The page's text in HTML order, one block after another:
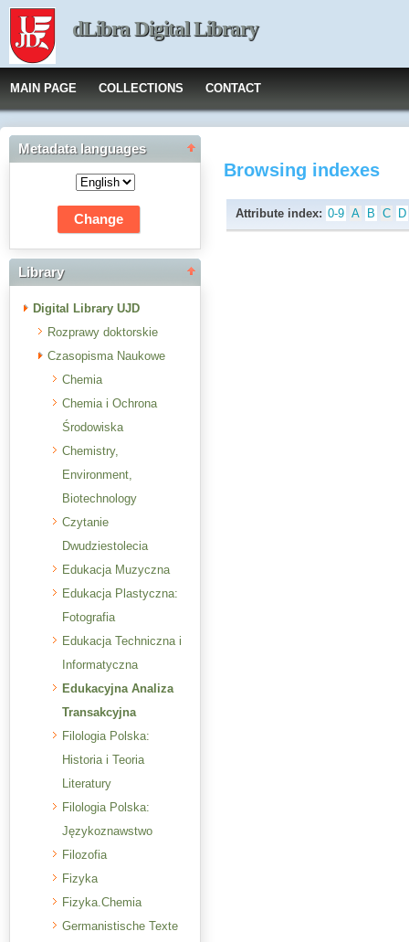
dLibra Digital Library
MAIN PAGE COLLECTIONS CONTACT
Metadata languages
Library
Digital Library UJD
Rozprawy doktorskie
Czasopisma Naukowe
Chemia
Chemia i Ochrona
Środowiska
Chemistry,
Environment,
Biotechnology
Czytanie
Dwudziestolecia
Edukacja Muzyczna
Edukacja Plastyczna:
Fotografia
Edukacja Techniczna i
Informatyczna
Edukacyjna Analiza
Transakcyjna
Filologia Polska:
Historia i Teoria
Literatury
Filologia Polska:
Językoznawstwo
Filozofia
Fizyka
Fizyka.Chemia
Germanistische Texte
Browsing indexes
Attribute index: 0-9 A B C D